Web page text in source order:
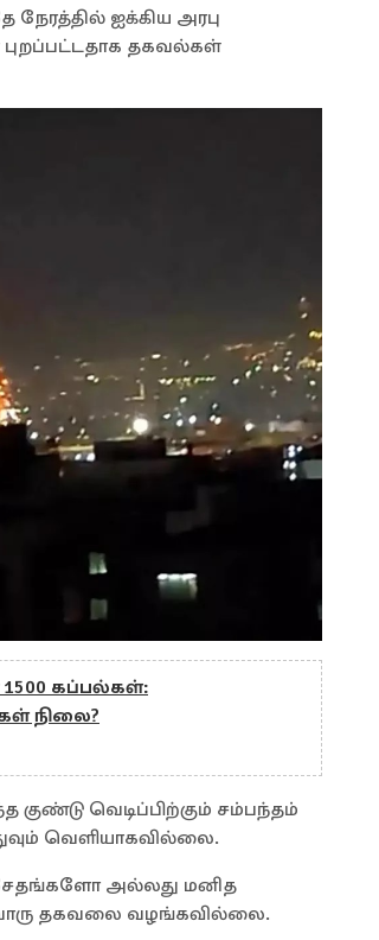
ஐக்கிய அரபு
புறப்பட்டதாக தகவல்கள்
1500 கப்பல்கள்:
நிலை?
குண்டு வெடிப்பிற்கும் சம்பந்தம்
வெளியாகவில்லை.
சேதங்களோ அல்லது மனித
தகவலை வழங்கவில்லை.